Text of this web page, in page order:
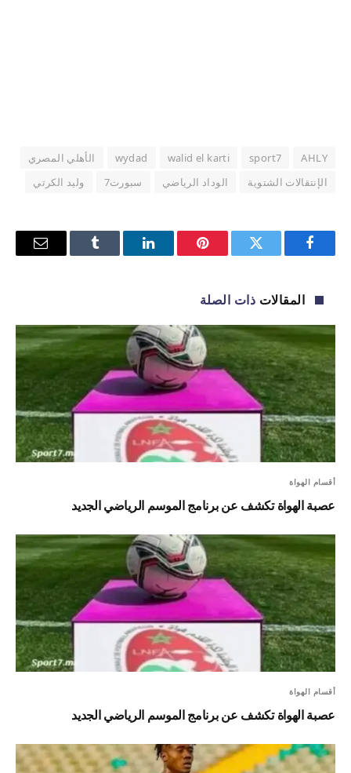
AHLY
sport7
walid el karti
wydad
الأهلي المصري
الإنتقالات الشتوية
الوداد الرياضي سبورت7 وليد الكرتي
فيسبوك تويتر بينتيريستلينكدإن Tumblr
البريد
المقالات ذات الصلة
أقسام الهواة
عصبة الهواة تكشف عن برنامج الموسم الرياضي الجديد
أقسام الهواة
عصبة الهواة تكشف عن برنامج الموسم الرياضي الجديد